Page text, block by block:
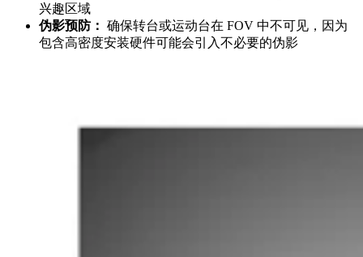
兴趣区域
伪影预防： 确保转台或运动台在 FOV 中不可见，因为
包含高密度安装硬件可能会引入不必要的伪影